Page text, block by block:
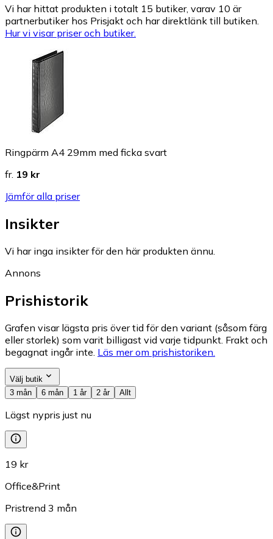
Vi har hittat produkten i totalt 15 butiker, varav 10 är
partnerbutiker hos Prisjakt och har direktlänk till butiken.
Hur vi visar priser och butiker.
Ringpärm A4 29mm med ficka svart
fr. 19 kr
Jämför alla priser
Insikter
Vi har inga insikter för den här produkten ännu.
Annons
Prishistorik
Grafen visar lägsta pris över tid för den variant (såsom färg
eller storlek) som varit billigast vid varje tidpunkt. Frakt och
begagnat ingår inte. Läs mer om prishistoriken.
Välj butik
3 mån
6 mån 1 år 2 år Allt
Lägst nypris just nu
19 kr
Office&Print
Pristrend 3 mån